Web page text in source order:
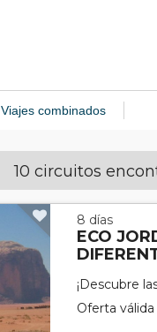
Viajes combinados
10 circuitos
8 días
ECO
¡Descubre
Oferta